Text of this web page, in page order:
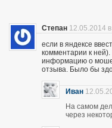
Степан 12.05.2014
если в яндексе
комментарии к
информацию о
отзыва. Было бы
Иван
На самом
через